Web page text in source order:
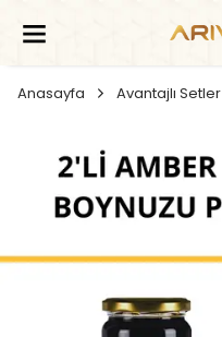
Anasayfa Avantajlı Setler